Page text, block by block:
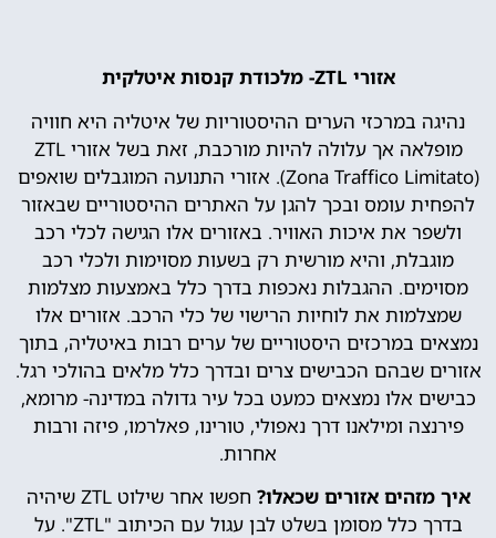
אזורי ZTL- מלכודת קנסות איטלקית
נהיגה במרכזי הערים ההיסטוריות של איטליה היא חוויה
מופלאה אך עלולה להיות מורכבת, זאת בשל אזורי ZTL
(Zona Traffico Limitato). אזורי התנועה המוגבלים שואפים
להפחית עומס ובכך להגן על האתרים ההיסטוריים שבאזור
ולשפר את איכות האוויר. באזורים אלו הגישה לכלי רכב
מוגבלת, והיא מורשית רק בשעות מסוימות ולכלי רכב
מסוימים. ההגבלות נאכפות בדרך כלל באמצעות מצלמות
שמצלמות את לוחיות הרישוי של כלי הרכב. אזורים אלו
נמצאים במרכזים היסטוריים של ערים רבות באיטליה, בתוך
אזורים שבהם הכבישים צרים ובדרך כלל מלאים בהולכי רגל.
כבישים אלו נמצאים כמעט בכל עיר גדולה במדינה- מרומא,
פירנצה ומילאנו דרך נאפולי, טורינו, פאלרמו, פיזה ורבות
אחרות.
איך מזהים אזורים שכאלו?
חפשו אחר שילוט ZTL שיהיה
בדרך כלל מסומן בשלט לבן עגול עם הכיתוב "ZTL". על